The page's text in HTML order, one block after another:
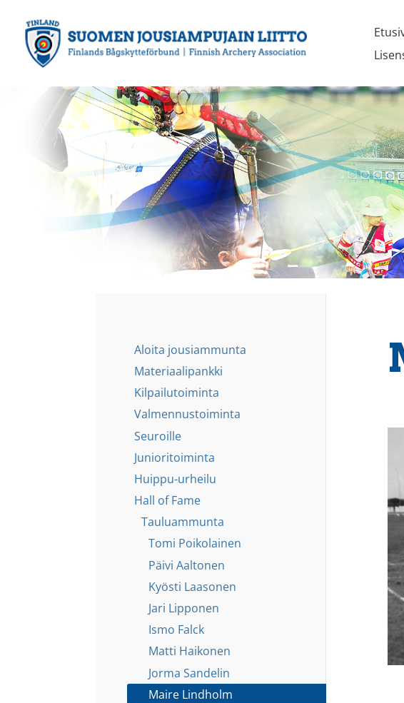
sivun
sisältöön
Suomen Jousiampujain Liitto ry
Aloita jousiammunta
Materiaalipankki
Kilpailutoiminta
Valmennustoiminta
Seuroille
Junioritoiminta
Huippu-urheilu
Hall of Fame
Tauluammunta
Tomi Poikolainen
Päivi Aaltonen
Kyösti Laasonen
Jari Lipponen
Ismo Falck
Matti Haikonen
Jorma Sandelin
Maire Lindholm